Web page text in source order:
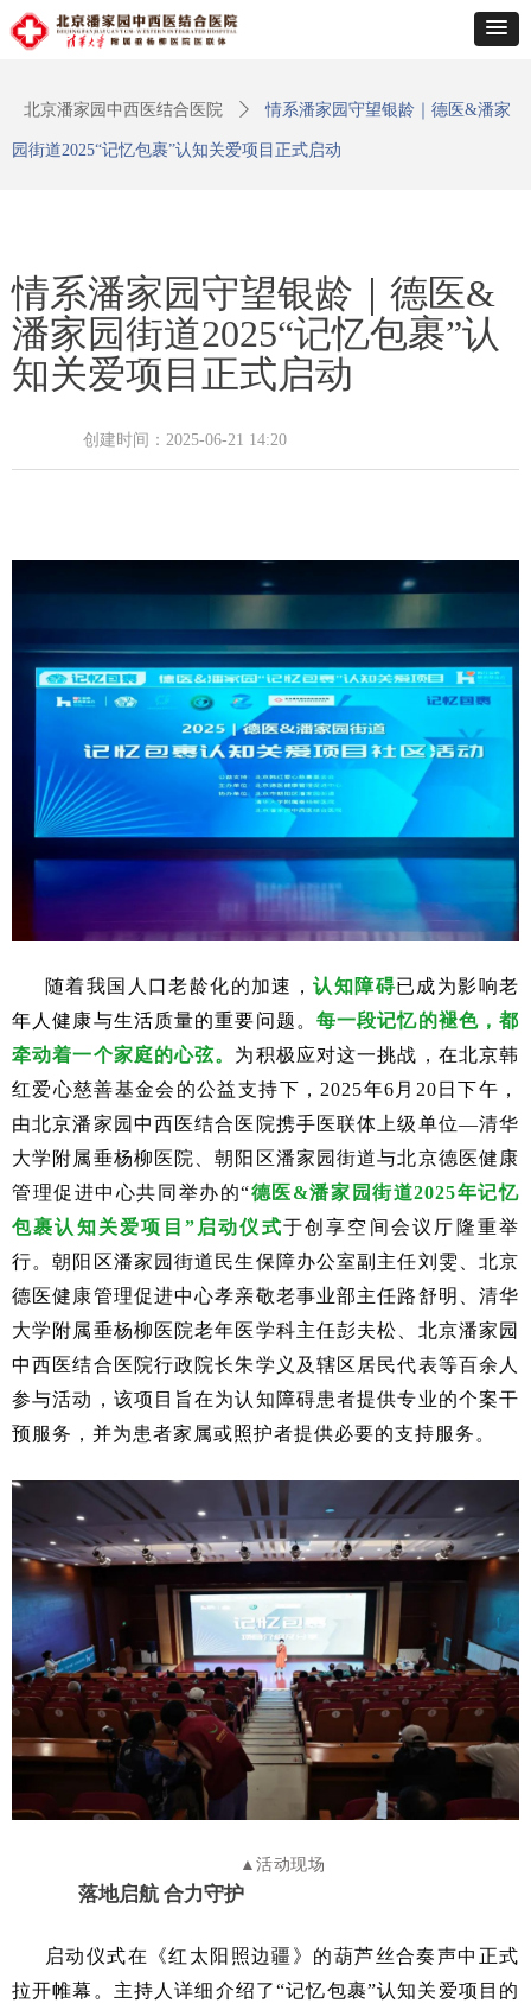
情系潘家园守望银龄｜德医&
潘家园街道2025“记忆包裹”认
知关爱项目正式启动
随着我国人口老龄化的加速，认知障碍已成为影响老
年人健康与生活质量的重要问题。 每一段记忆的褪色，都
牵动着一个家庭的心弦。 为积极应对这一挑战，在北京韩
红爱心慈善基金会的公益支持下， 2025年6月20日下午，
由北京潘家园中西医结合医院携手医联体上级单位—清华
大学附属垂杨柳医院、朝阳区潘家园街道与北京德医健康
管理促进中心共同举办的“德医&潘家园街道2025年记忆
包裹认知关爱项目”启动仪式于创享空间会议厅隆重举
行。朝阳区潘家园街道民生保障办公室副主任刘雯、北京
德医健康管理促进中心孝亲敬老事业部主任路舒明、清华
大学附属垂杨柳医院老年医学科主任彭夫松、北京潘家园
中西医结合医院行政院长朱学义及辖区居民代表等百余人
参与活动，该项目旨在为认知障碍患者提供专业的个案干
预服务，并为患者家属或照护者提供必要的支持服务。
▲活动现场
落地启航 合力守护
启动仪式在《红太阳照边疆》的葫芦丝合奏声中正式
拉开帷幕。主持人详细介绍了“记忆包裹”认知关爱项目的
创建时间： 2025-06-21 14:20
北京潘家园中西医结合医院 ꄲ 情系潘家园守望银龄｜德医&潘家
园街道2025“记忆包裹”认知关爱项目正式启动